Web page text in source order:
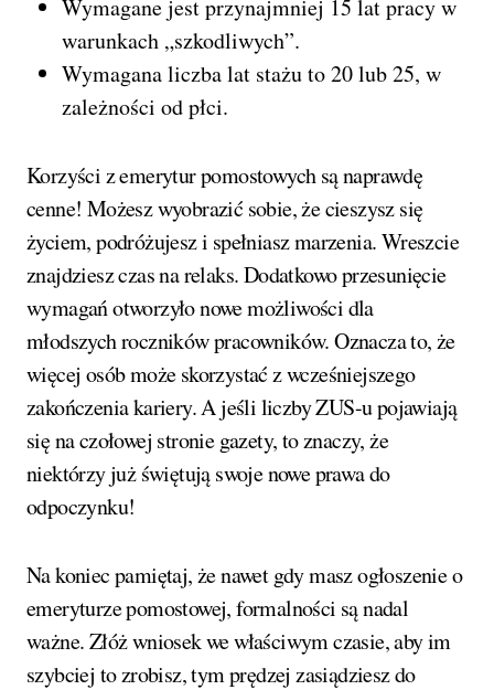
Wymagane jest przynajmniej 15 lat pracy w
warunkach „szkodliwych”.
Wymagana liczba lat stażu to 20 lub 25, w
zależności od płci.
Korzyści z emerytur pomostowych są naprawdę
cenne! Możesz wyobrazić sobie, że cieszysz się
życiem, podróżujesz i spełniasz marzenia. Wreszcie
znajdziesz czas na relaks. Dodatkowo przesunięcie
wymagań otworzyło nowe możliwości dla
młodszych roczników pracowników. Oznacza to, że
więcej osób może skorzystać z wcześniejszego
zakończenia kariery. A jeśli liczby ZUS-u pojawiają
się na czołowej stronie gazety, to znaczy, że
niektórzy już świętują swoje nowe prawa do
odpoczynku!
Na koniec pamiętaj, że nawet gdy masz ogłoszenie o
emeryturze pomostowej, formalności są nadal
ważne. Złóż wniosek we właściwym czasie, aby im
szybciej to zrobisz, tym prędzej zasiądziesz do